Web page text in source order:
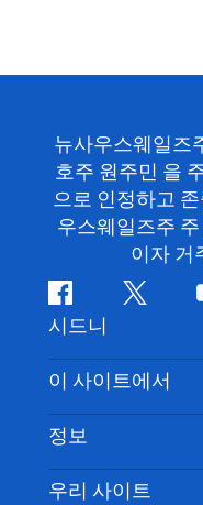
뉴사우스웨일즈
호주 원주민 을
으로 인정하고
우스웨일즈주
이자 거
페
이
스
북
지
귀
다
시드니
문의하기
부인 성명
쿠키 고지
이 사이트에서
목적지
할 일
정보
여행 정보
우리 사이트